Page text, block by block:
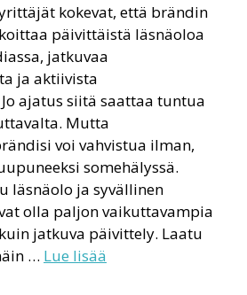
kokevat, että brändin
päivittäistä läsnäoloa
jatkuvaa
ja aktiivista
ajatus siitä saattaa tuntua
Mutta
voi vahvistua ilman,
somehälyssä.
läsnäolo ja syvällinen
olla paljon vaikuttavampia
jatkuva päivittely. Laatu
… Lue lisää